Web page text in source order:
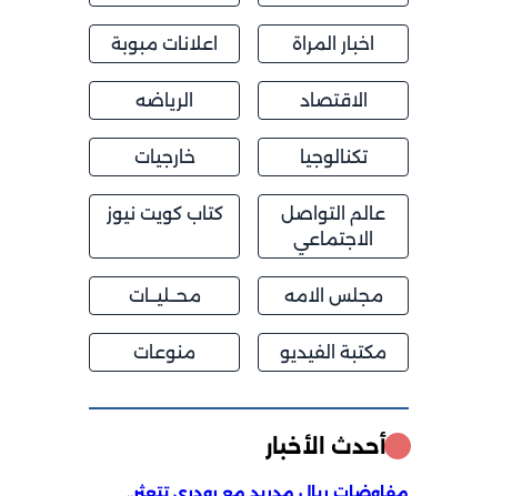
اخبار المراة اعلانات مبوبة
الاقتصاد الرياضه
تكنالوجيا خارجيات
عالم التواصل
الاجتماعي
كتاب كويت نيوز
مجلس الامه محــليــات
مكتبة الفيديو منوعات
أحدث الأخبار